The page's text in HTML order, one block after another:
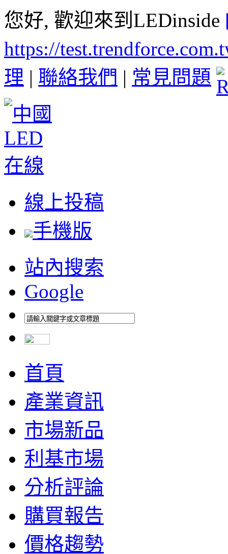
您好, 歡迎來到LEDinside
https://
理 | 聯絡我們 | 常見問題
線上投稿
手機版
站內搜索
Google
首頁
產業資訊
市場新品
利基市場
分析評論
購買報告
價格趨勢